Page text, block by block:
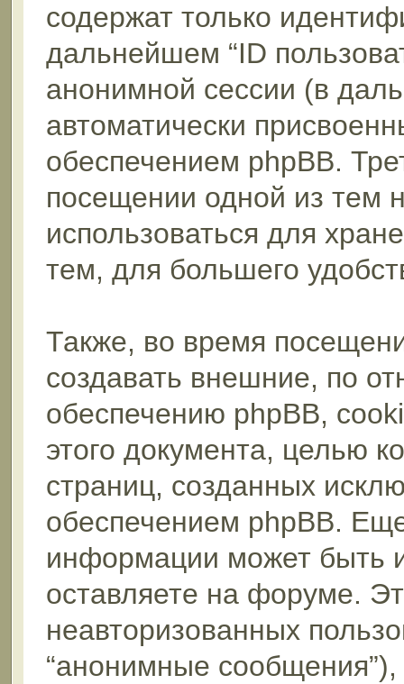
содержат только
дальнейшем “ID
анонимной сессии (в
автоматически
обеспечением phpBB.
посещении одной из тем
использоваться для
тем, для большего
Также, во время
создавать внешние, по
обеспечению phpBB,
этого документа, целью
страниц, созданных
обеспечением phpBB.
информации может быть
оставляете на форуме.
неавторизованных
“анонимные